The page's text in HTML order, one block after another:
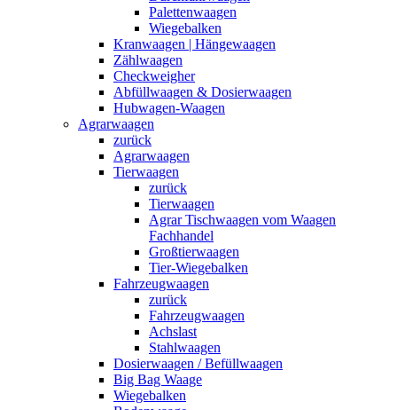
Palettenwaagen
Wiegebalken
Kranwaagen | Hängewaagen
Zählwaagen
Checkweigher
Abfüllwaagen & Dosierwaagen
Hubwagen-Waagen
Agrarwaagen
zurück
Agrarwaagen
Tierwaagen
zurück
Tierwaagen
Agrar Tischwaagen vom Waagen
Fachhandel
Großtierwaagen
Tier-Wiegebalken
Fahrzeugwaagen
zurück
Fahrzeugwaagen
Achslast
Stahlwaagen
Dosierwaagen / Befüllwaagen
Big Bag Waage
Wiegebalken